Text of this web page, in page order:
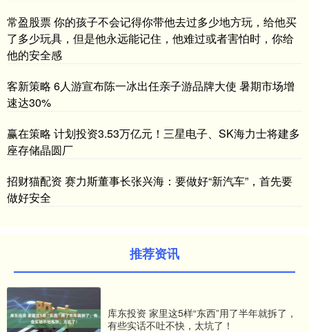
常盈股票 你的孩子不会记得你带他去过多少地方玩，给他买
了多少玩具，但是他永远能记住，他难过或者害怕时，你给
他的安全感
客新策略 6人游宣布陈一冰出任亲子游品牌大使 暑期市场增
速达30%
赢在策略 计划投资3.53万亿元！三星电子、SK海力士将建多
座存储晶圆厂
招财猫配资 赛力斯董事长张兴海：要做好“新汽车”，首先要
做好安全
推荐资讯
库东投资 家里这5样“东西”用了半年就拆了，
有些实话不吐不快，太坑了！